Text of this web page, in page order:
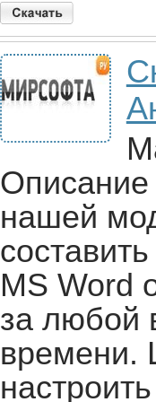
нашей
MS Word
за любой
времени.